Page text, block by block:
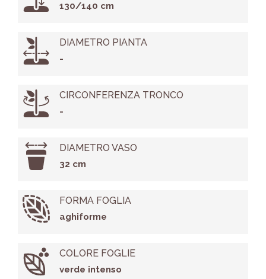
130/140 cm
DIAMETRO PIANTA
-
CIRCONFERENZA TRONCO
-
DIAMETRO VASO
32 cm
FORMA FOGLIA
aghiforme
COLORE FOGLIE
verde intenso